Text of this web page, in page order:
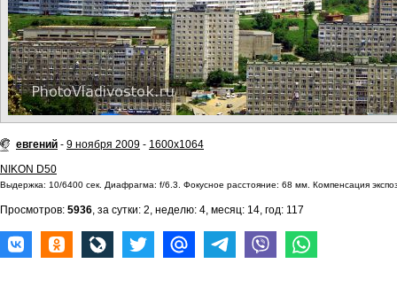
евгений - 9 ноября 2009 - 1600x1064
NIKON D50
Выдержка: 10/6400 сек. Диафрагма: f/6.3. Фокусное расстояние: 68 мм. Компенсация
Просмотров: 5936, за сутки: 2, неделю: 4, месяц: 14, год: 117